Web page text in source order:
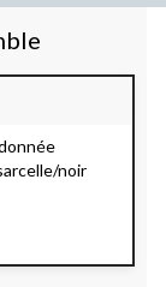
noir